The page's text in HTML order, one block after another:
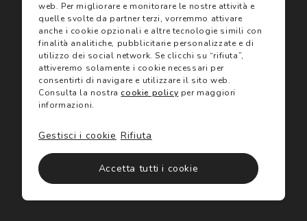
Assicurazioni
Servizi
Trova negozio
Gift Card
Termini e condizioni
Termini di vendita
Avvertenze e informazioni di sicurezza sui prodotti
Informativa sulla Privacy
Utilizzo dei cookie
web. Per migliorare e monitorare le nostre attività e
quelle svolte da partner terzi, vorremmo attivare
anche i cookie opzionali e altre tecnologie simili con
finalità analitiche, pubblicitarie personalizzate e di
utilizzo dei social network. Se clicchi su “rifiuta”,
attiveremo solamente i cookie necessari per
consentirti di navigare e utilizzare il sito web.
Consulta la nostracookie policy per maggiori
informazioni.
Accetta tutti i cookie
Rifiuta
Gestisci i cookie